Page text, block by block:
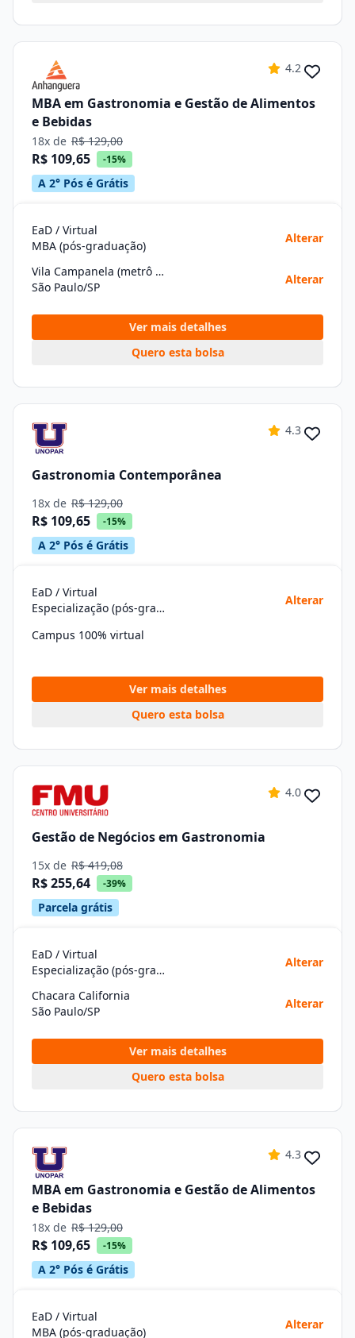
4.2
MBA em Gastronomia e Gestão de Alimentos
e Bebidas
18x de R$ 129,00
R$ 109,65 -15%
A 2° Pós é Grátis
EaD / Virtual
MBA (pós-graduação)
Alterar
Vila Campanela (metrô Itaquera)
São Paulo/SP
Alterar
Ver mais detalhes
Quero esta bolsa
4.3
Gastronomia Contemporânea
18x de R$ 129,00
R$ 109,65 -15%
A 2° Pós é Grátis
EaD / Virtual
Especialização (pós-graduação)
Alterar
Campus 100% virtual
Ver mais detalhes
Quero esta bolsa
4.0
Gestão de Negócios em Gastronomia
15x de R$ 419,08
R$ 255,64 -39%
Parcela grátis
EaD / Virtual
Especialização (pós-graduação)
Alterar
Chacara California
São Paulo/SP
Alterar
Ver mais detalhes
Quero esta bolsa
4.3
MBA em Gastronomia e Gestão de Alimentos
e Bebidas
18x de R$ 129,00
R$ 109,65 -15%
A 2° Pós é Grátis
EaD / Virtual
MBA (pós-graduação)
Alterar